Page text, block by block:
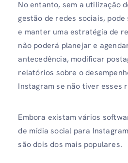
No entanto, sem a utilização
gestão de redes sociais,
e manter uma estratégia de
não poderá planejar e
antecedência, modificar
relatórios sobre o
Instagram se não tiver esses
Embora existam vários
de mídia social para
são dois dos mais populares.